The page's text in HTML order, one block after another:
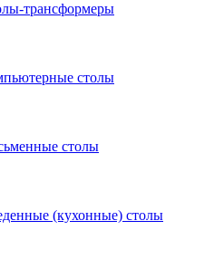
трансформеры
столы
столы
(кухонные) столы